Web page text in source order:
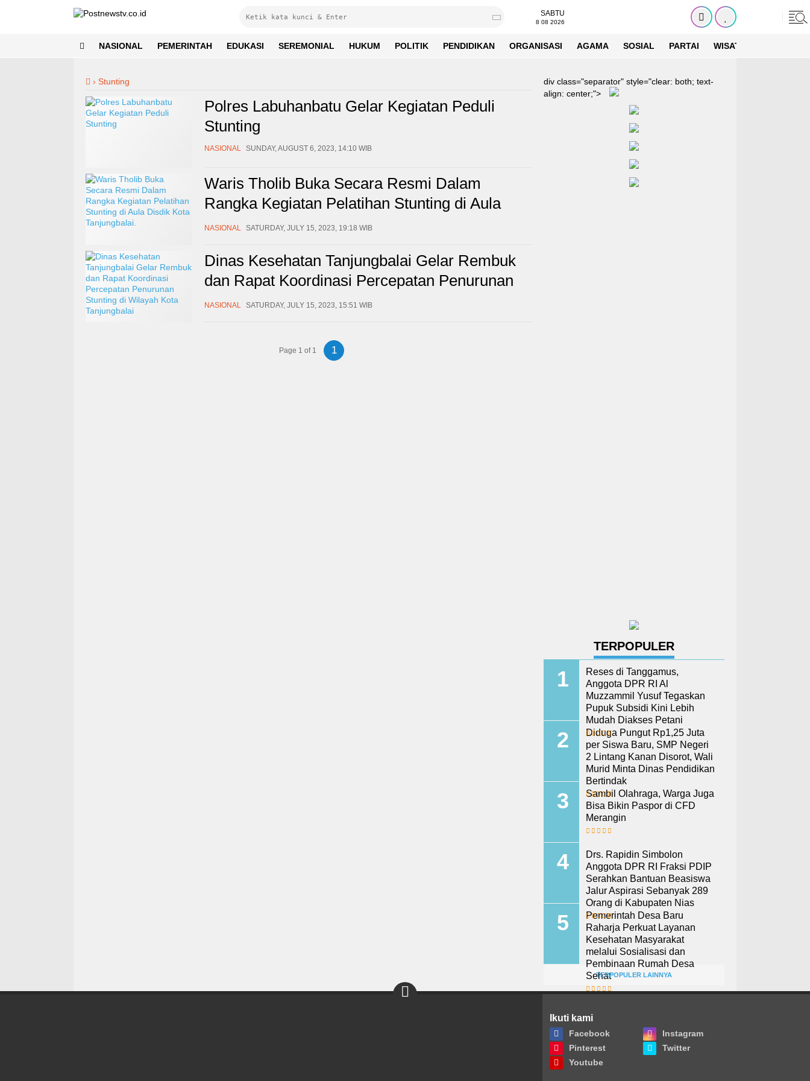
SABTU
8 08 2026
NASIONAL PEMERINTAH EDUKASI SEREMONIAL HUKUM POLITIK PENDIDIKAN ORGANISASI AGAMA SOSIAL PARTAI WISATA
› Stunting
Polres Labuhanbatu Gelar Kegiatan Peduli
Stunting
NASIONAL SUNDAY, AUGUST 6, 2023, 14:10 WIB
Waris Tholib Buka Secara Resmi Dalam
Rangka Kegiatan Pelatihan Stunting di Aula
Disdik Kota Tanjungbalai.
NASIONAL SATURDAY, JULY 15, 2023, 19:18 WIB
Dinas Kesehatan Tanjungbalai Gelar Rembuk
dan Rapat Koordinasi Percepatan Penurunan
Stunting di Wilayah Kota Tanjungbalai
NASIONAL SATURDAY, JULY 15, 2023, 15:51 WIB
Page 1 of 1 1
div class="separator" style="clear: both; text-
align: center;">
TERPOPULER
Reses di Tanggamus,
Anggota DPR RI Al
Muzzammil Yusuf Tegaskan
Pupuk Subsidi Kini Lebih
Mudah Diakses Petani
Diduga Pungut Rp1,25 Juta
per Siswa Baru, SMP Negeri
2 Lintang Kanan Disorot, Wali
Murid Minta Dinas Pendidikan
Bertindak
Sambil Olahraga, Warga Juga
Bisa Bikin Paspor di CFD
Merangin
Drs. Rapidin Simbolon
Anggota DPR RI Fraksi PDIP
Serahkan Bantuan Beasiswa
Jalur Aspirasi Sebanyak 289
Orang di Kabupaten Nias
Pemerintah Desa Baru
Raharja Perkuat Layanan
Kesehatan Masyarakat
melalui Sosialisasi dan
Pembinaan Rumah Desa
Sehat
TERPOPULER LAINNYA
Ikuti kami
Facebook
Instagram
Pinterest
Twitter
Youtube